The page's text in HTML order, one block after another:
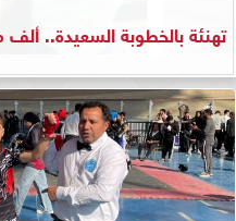
تهنئة بالخطوبة السعيدة..